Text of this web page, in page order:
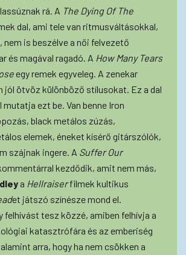
rá. A The Dying Of The
dal, ami tele van ritmusváltásokkal,
nem is beszélve a női felvezető
és magával ragadó. A How Many Tears
egy remek egyveleg. A zenekar
jól ötvöz különböző stílusokat. Ez a dal
mutatja ezt be. Van benne Iron
black metálos zúzás,
elemek, éneket kísérő gitárszólók,
szájnak ingere. A Suffer Our
kezdődik, amit nem más,
a Hellraiserfilmek kultikus
et játszó színésze mond el.
felhívást tesz közzé, amiben felhívja a
katasztrófára és az emberiség
arra, hogy ha nem csökken a